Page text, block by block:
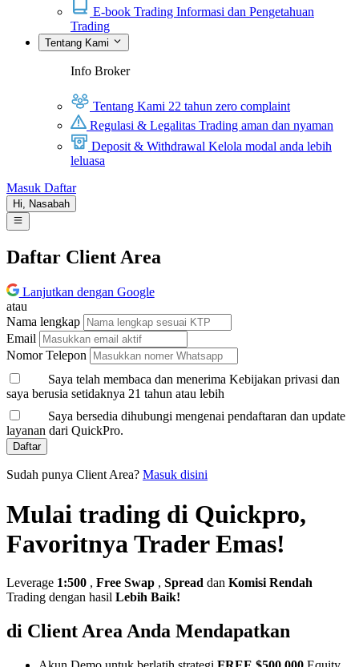
E-book Trading Informasi dan Pengetahuan
Trading
Tentang Kami
Info Broker
Tentang Kami 22 tahun zero complaint
Regulasi & Legalitas Trading aman dan nyaman
Deposit & Withdrawal Kelola modal anda lebih
leluasa
Masuk Daftar
Hi, Nasabah
Daftar Client Area
Lanjutkan dengan Google
atau
Nama lengkap
Email
Nomor Telepon
Saya telah membaca dan menerima Kebijakan privasi dan
saya berusia setidaknya 21 tahun atau lebih
Saya bersedia dihubungi mengenai pendaftaran dan update
layanan dari QuickPro.
Daftar
Sudah punya Client Area? Masuk disini
Mulai trading di Quickpro,
Favoritnya Trader Emas!
Leverage 1:500 , Free Swap , Spread dan Komisi Rendah
Trading dengan hasil Lebih Baik!
di Client Area Anda Mendapatkan